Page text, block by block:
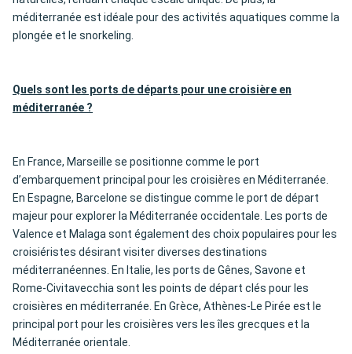
méditerranée est idéale pour des activités aquatiques comme la
plongée et le snorkeling.
Quels sont les ports de départs pour une croisière en
méditerranée ?
En France, Marseille se positionne comme le port
d’embarquement principal pour les croisières en Méditerranée.
En Espagne, Barcelone se distingue comme le port de départ
majeur pour explorer la Méditerranée occidentale. Les ports de
Valence et Malaga sont également des choix populaires pour les
croisiéristes désirant visiter diverses destinations
méditerranéennes. En Italie, les ports de Gênes, Savone et
Rome-Civitavecchia sont les points de départ clés pour les
croisières en méditerranée. En Grèce, Athènes-Le Pirée est le
principal port pour les croisières vers les îles grecques et la
Méditerranée orientale.